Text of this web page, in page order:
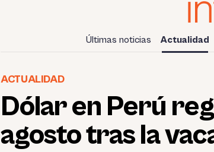
Últimas noticias Actualidad
ACTUALIDAD
Dólar en Perú
agosto tras la